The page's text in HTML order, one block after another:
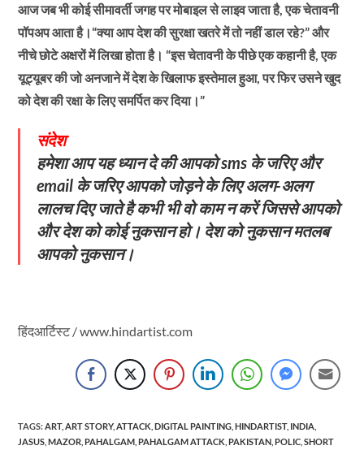
आज जब भी कोई सीमावर्ती जगह पर मोबाइल से लाइव जाता है, एक चेतावनी
पॉपअप आता है।“क्या आप देश की सुरक्षा खतरे में तो नहीं डाल रहे?” और
नीचे छोटे अक्षरों में लिखा होता है। “इस चेतावनी के पीछे एक कहानी है, एक
यूट्यूबर की जो अनजाने में देश के खिलाफ इस्तेमाल हुआ, पर फिर उसने खुद
को देश की रक्षा के लिए समर्पित कर दिया।”
संदेश
हमेशा आप यह ध्यान दे की आपको sms के जरिए और
email के जरिए आपको जोड़ने के लिए अलग-अलग
लालच दिए जाते है कभी भी वो काम न करें जिससे आपको
और देश को कोई नुकसान हो। देश को नुकसान मतलब
आपको नुकसान।
हिंदआर्टिस्ट / www.hindartist.com
TAGS: ART, ART STORY, ATTACK DIGITAL PAINTING HINDARTIST, INDIA
JASUS MAZOR PAHALGAM PAHALGAM ATTACK PAKISTAN POLIC SHORT